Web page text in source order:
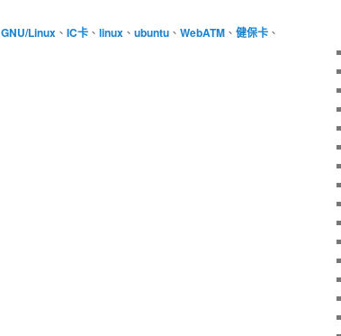
GNU/Linux 、 IC卡 、 linux 、 ubuntu 、 WebATM 、 健保卡 、